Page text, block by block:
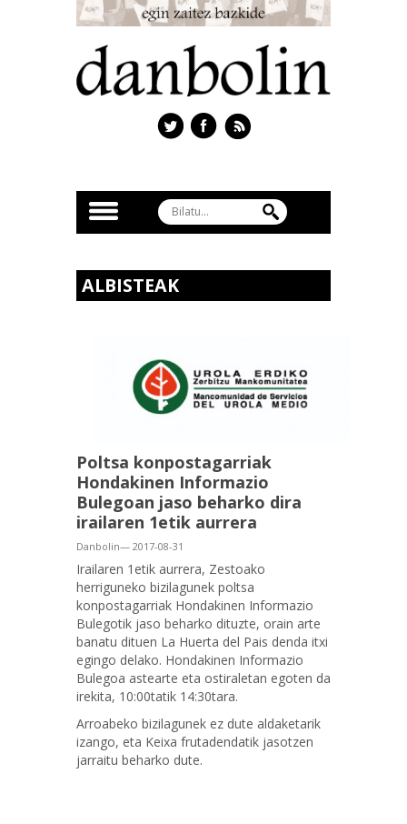
ALBISTEAK
Poltsa konpostagarriak
Hondakinen Informazio
Bulegoan jaso beharko dira
irailaren 1etik aurrera
Danbolin— 2017-08-31
Irailaren 1etik aurrera, Zestoako
herriguneko bizilagunek poltsa
konpostagarriak Hondakinen Informazio
Bulegotik jaso beharko dituzte, orain arte
banatu dituen La Huerta del Pais denda itxi
egingo delako. Hondakinen Informazio
Bulegoa astearte eta ostiraletan egoten da
irekita, 10:00tatik 14:30tara.
Arroabeko bizilagunek ez dute aldaketarik
izango, eta Keixa frutadendatik jasotzen
jarraitu beharko dute.